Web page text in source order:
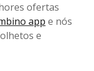
ofertas
app e nós
e